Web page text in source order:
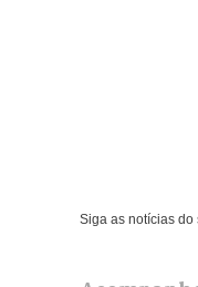
Siga as notícias do